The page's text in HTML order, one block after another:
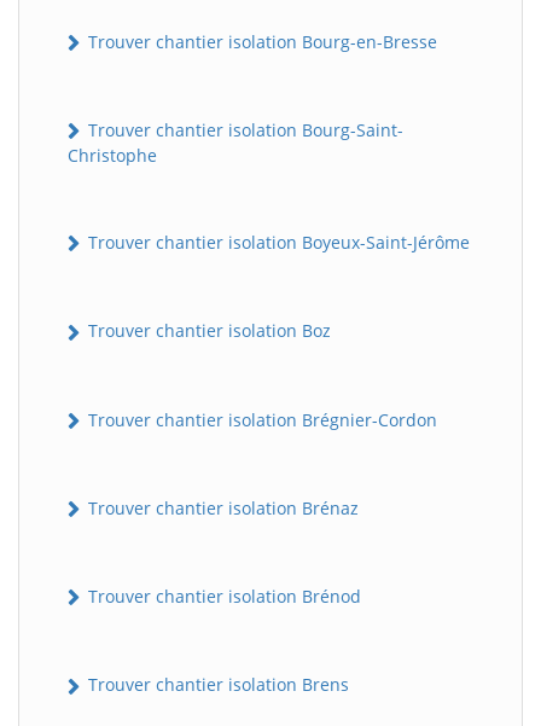
Trouver chantier isolation Bourg-en-Bresse
Trouver chantier isolation Bourg-Saint-
Christophe
Trouver chantier isolation Boyeux-Saint-Jérôme
Trouver chantier isolation Boz
Trouver chantier isolation Brégnier-Cordon
Trouver chantier isolation Brénaz
Trouver chantier isolation Brénod
Trouver chantier isolation Brens